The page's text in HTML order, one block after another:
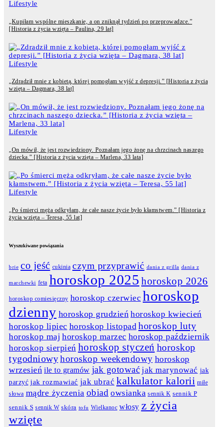
Lifestyle
„Kupiłam wspólne mieszkanie, a on zniknął tydzień po przeprowadzce.”
[Historia z życia wzięta – Paulina, 29 lat]
Lifestyle
„Zdradził mnie z kobietą, której pomogłam wyjść z depresji.” [Historia z życia
wzięta – Dagmara, 38 lat]
Lifestyle
„On mówił, że jest rozwiedziony. Poznałam jego żonę na chrzcinach naszego
dziecka.” [Historia z życia wzięta – Marlena, 33 lata]
Lifestyle
„Po śmierci męża odkryłam, że całe nasze życie było kłamstwem.” [Historia z
życia wzięta – Teresa, 55 lat]
Wyszukiwane powiązania
brie co jeść cukinia czym przyprawić dania z grilla dania z
marchewki feta horoskop 2025 horoskop 2026
horoskop comiesięczny horoskop czerwiec horoskop
dzienny horoskop grudzień horoskop kwiecień
horoskop lipiec horoskop listopad horoskop luty
horoskop maj horoskop marzec horoskop październik
horoskop sierpień horoskop styczeń horoskop
tygodniowyhoroskop weekendowy horoskop
wrzesień ile to gramów jak gotować jak marynować jak
parzyć jak rozmawiać jak ubrać kalkulator kalorii miłe
słowa mądre życzenia obiad owsianka sennik K sennik P
sennik S sennik W skóra tofu Wielkanoc włosy z życia
wzięte